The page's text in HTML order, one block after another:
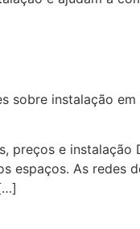
sobre instalação em
preços e
espaços. As redes